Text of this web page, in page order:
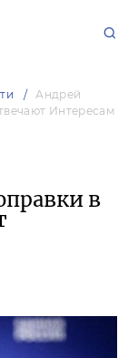
Андрей
Интересам
в